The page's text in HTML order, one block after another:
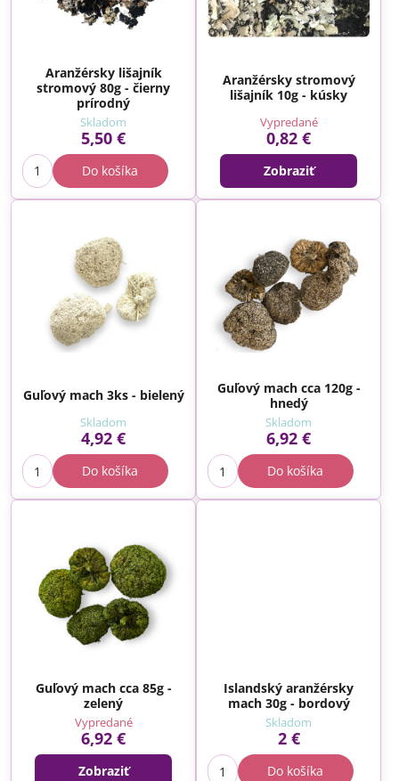
Aranžérsky lišajník
stromový 80g - čierny
prírodný
Skladom
5,50 €
Do košíka
Aranžérsky stromový
lišajník 10g - kúsky
Vypredané
0,82 €
Zobraziť
Guľový mach 3ks - bielený
Skladom
4,92 €
Do košíka
Guľový mach cca 120g -
hnedý
Skladom
6,92 €
Do košíka
Guľový mach cca 85g -
zelený
Vypredané
6,92 €
Zobraziť
Islandský aranžérsky
mach 30g - bordový
Skladom
2 €
Do košíka